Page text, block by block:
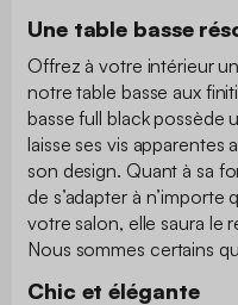
Une table basse
Offrez à votre intérieur
notre table basse aux
basse full black possède
laisse ses vis apparentes
son design. Quant à sa
de s’adapter à
votre salon, elle saura le
Nous sommes certains
Chic et élégante